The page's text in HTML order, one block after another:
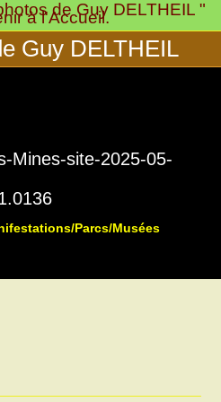
de Guy DELTHEIL "
à l'Accueil.
Guy DELTHEIL
Mines-site-2025-05-
Parcs/Musées